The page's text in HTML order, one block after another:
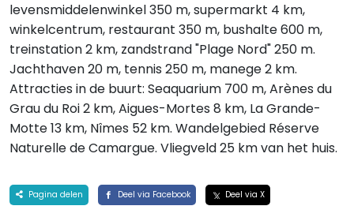
levensmiddelenwinkel 350 m, supermarkt 4 km,
winkelcentrum, restaurant 350 m, bushalte 600 m,
treinstation 2 km, zandstrand "Plage Nord" 250 m.
Jachthaven 20 m, tennis 250 m, manege 2 km.
Attracties in de buurt: Seaquarium 700 m, Arènes du
Grau du Roi 2 km, Aigues-Mortes 8 km, La Grande-
Motte 13 km, Nîmes 52 km. Wandelgebied Réserve
Naturelle de Camargue. Vliegveld 25 km van het huis.
Pagina delen Deel via Facebook
Deel via X